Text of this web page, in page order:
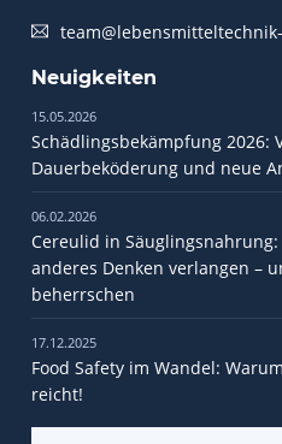
Neuigkeiten
15.05.2026
Schädlingsbekämpfung 2026:
Dauerbeköderung und neue
06.02.2026
Cereulid in
anderes Denken verlangen –
beherrschen
17.12.2025
Food Safety im Wandel:
reicht!